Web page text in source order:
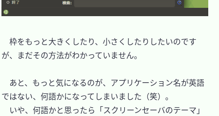
枠をもっと大きくしたり、小さくしたりしたいのです
が、まだその方法がわかっていません。
あと、もっと気になるのが、アプリケーション名が英語
ではない、何語かになってしまいました（笑）。
いや、何語かと思ったら「スクリーンセーバのテーマ」